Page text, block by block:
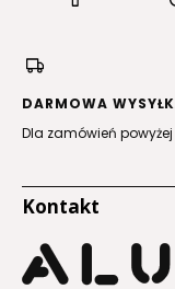
karcie)
DARMOWA
Dla zamówień powyżej
Kontakt